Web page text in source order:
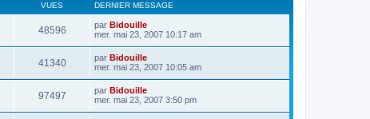
VUES DERNIER MESSAGE
48596 par Bidouille
mer. mai 23, 2007 10:17 am
41340 par Bidouille
mer. mai 23, 2007 10:05 am
97497 par Bidouille
mer. mai 23, 2007 3:50 pm